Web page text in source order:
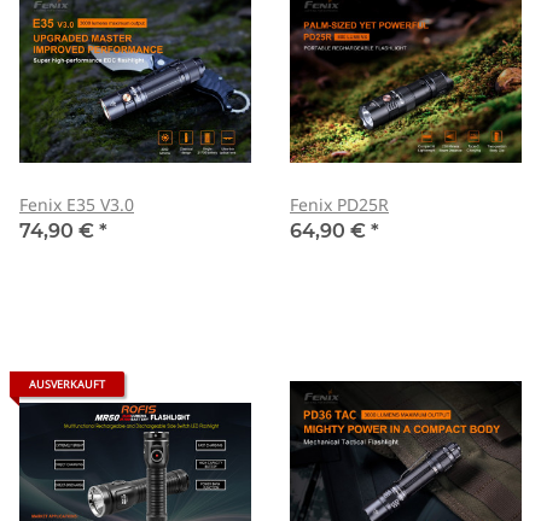
Fenix E35 V3.0
74,90 € *
Fenix PD25R
64,90 € *
AUSVERKAUFT